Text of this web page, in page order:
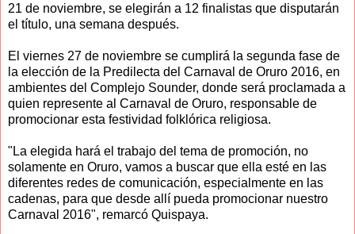
21 de noviembre, se elegirán a 12 finalistas que disputarán
el título, una semana después.
El viernes 27 de noviembre se cumplirá la segunda fase de
la elección de la Predilecta del Carnaval de Oruro 2016, en
ambientes del Complejo Sounder, donde será proclamada a
quien represente al Carnaval de Oruro, responsable de
promocionar esta festividad folklórica religiosa.
"La elegida hará el trabajo del tema de promoción, no
solamente en Oruro, vamos a buscar que ella esté en las
diferentes redes de comunicación, especialmente en las
cadenas, para que desde allí pueda promocionar nuestro
Carnaval 2016", remarcó Quispaya.